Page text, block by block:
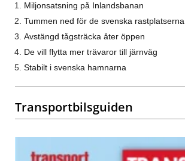
Miljonsatsning på Inlandsbanan
Tummen ned för de svenska rastplatserna
Avstängd tågsträcka åter öppen
De vill flytta mer trävaror till järnväg
Stabilt i svenska hamnarna
Transportbilsguiden